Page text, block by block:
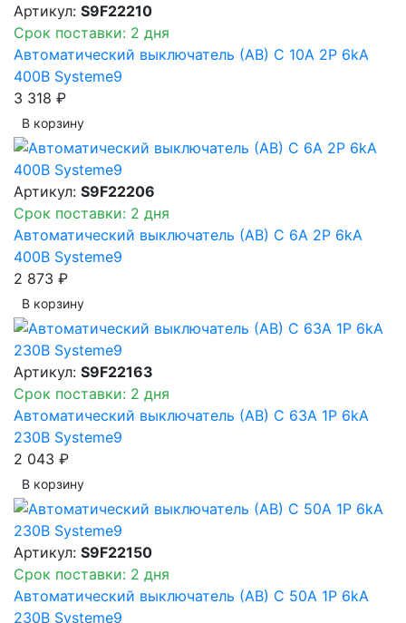
Артикул: S9F22210
Срок поставки: 2 дня
Автоматический выключатель (АВ) C 10A 2P 6kA
400В Systeme9
3 318 ₽
В корзинy
Артикул: S9F22206
Срок поставки: 2 дня
Автоматический выключатель (АВ) C 6A 2P 6kA
400В Systeme9
2 873 ₽
В корзинy
Артикул: S9F22163
Срок поставки: 2 дня
Автоматический выключатель (АВ) C 63A 1P 6kA
230В Systeme9
2 043 ₽
В корзинy
Артикул: S9F22150
Срок поставки: 2 дня
Автоматический выключатель (АВ) C 50A 1P 6kA
230В Systeme9